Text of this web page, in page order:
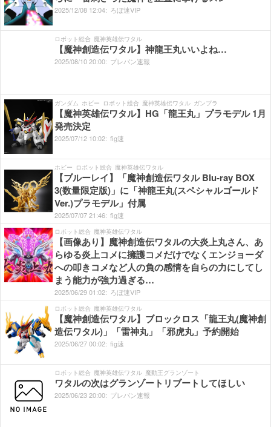
2025/12/08 12:04: ろぼ速VIP
ロボット総合 魔神英雄伝ワタル
【魔神創造伝ワタル】神龍王丸いいよね…
2025/08/1020:00: プレバン速報
ガンダム ホビー ロボット総合 魔神英雄伝ワタル ガンプラ
【魔神英雄伝ワタル】HG「龍王丸」プラモデル 1月
発売決定
2025/07/12 10:02: fig速
ホビー ロボット総合 魔神英雄伝ワタル
【ブルーレイ】「魔神創造伝ワタル Blu-ray BOX
3(数量限定版)」に「神龍王丸(スペシャルゴールド
Ver.)プラモデル」付属
2025/07/0721:46: fig速
ロボット総合 魔神英雄伝ワタル
【画像あり】魔神創造伝ワタルの大炎上丸さん、あ
らゆる炎上コメに擁護コメだけでなくエンジョーダ
への叩きコメなど人の負の感情を自らの力にしてし
まう能力が強力過ぎる…
2025/06/2901:02: ろぼ速VIP
ロボット総合 魔神英雄伝ワタル
【魔神創造伝ワタル】ブロックロス「龍王丸(魔神創
造伝ワタル)」「雷神丸」「邪虎丸」予約開始
2025/06/2700:02: fig速
ロボット総合 魔神英雄伝ワタル 魔動王グランゾート
ワタルの次はグランゾートリブートしてほしい
2025/06/2320:00: プレバン速報